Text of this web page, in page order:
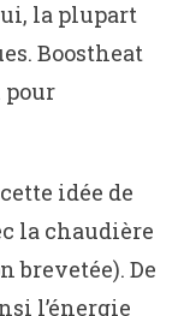
la plupart
Boostheat
pour
idée de
la chaudière
brevetée). De
l’énergie